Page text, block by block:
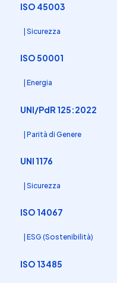
ISO 45003
| Sicurezza
ISO 50001
| Energia
UNI/PdR 125:2022
| Parità di Genere
UNI 1176
| Sicurezza
ISO 14067
| ESG (Sostenibilità)
ISO 13485